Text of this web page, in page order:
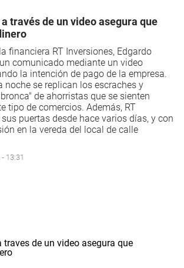
través de un video asegura que
financiera RT Inversiones, Edgardo
comunicado mediante un video
la intención de pago de la empresa.
noche se replican los escraches y
de ahorristas que se sienten
tipo de comercios. Además, RT
puertas desde hace varios días, y con
en la vereda del local de calle
13:31